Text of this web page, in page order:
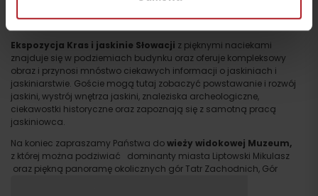
(Rainerova chata).
Ekspozycja Kras i jaskinie Słowacji z pięknymi naciekami
znajduje się w podziemiach budynku oraz oferuje kompleksowy
obraz i przynosi mnóstwo ciekawych informacji o jaskiniach i
jaskiniarstwie. Goście mogą tutaj zobaczyć powstawanie i rozwój
jaskini, wystrój wnętrza jaskini, znaleziska archeologiczne,
ciekawostki historyczne oraz zapoznają się z samotną pracą
jaskiniowca.
Na koniec zapraszamy Państwa dowieży widokowej Muzeum,
z której można podziwiać dominanty miasta Liptowski Mikulasz
oraz piękną panoramę okolicznych gór Tatr Zachodnich, Gór